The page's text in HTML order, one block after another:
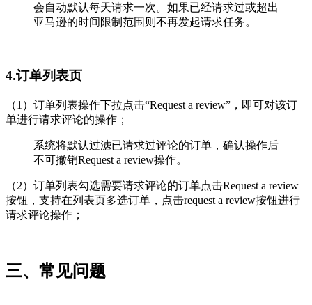
会自动默认每天请求一次。如果已经请求过或超出
亚马逊的时间限制范围则不再发起请求任务。
4.订单列表页
（1）订单列表操作下拉点击“Request a review”，即可对该订
单进行请求评论的操作；
系统将默认过滤已请求过评论的订单，确认操作后
不可撤销Request a review操作。
（2）订单列表勾选需要请求评论的订单点击Request a review
按钮，支持在列表页多选订单，点击request a review按钮进行
请求评论操作；
三、常见问题